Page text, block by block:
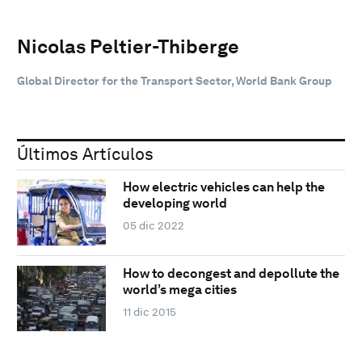
Nicolas Peltier-Thiberge
Global Director for the Transport Sector, World Bank Group
Últimos Artículos
How electric vehicles can help the
developing world
05 dic 2022
How to decongest and depollute the
world’s mega cities
11 dic 2015